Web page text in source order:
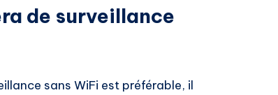
de surveillance
sans WiFi est préférable, il